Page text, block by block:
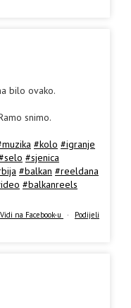
bilo ovako.
snimo.
#kolo #igranje
#sjenica
#balkan #reeldana
#balkanreels
Vidi na Facebook-u · Podijeli